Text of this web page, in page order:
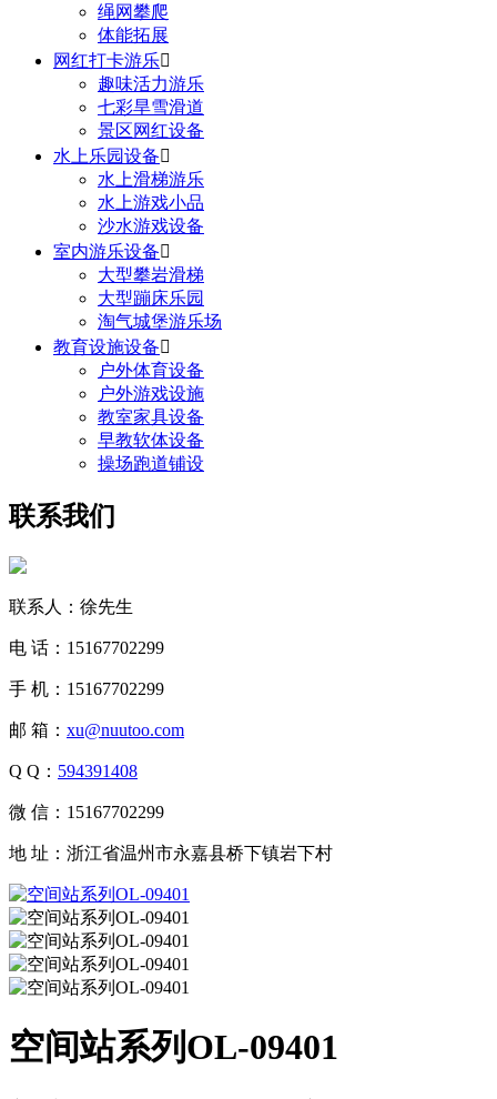
绳网攀爬
体能拓展
网红打卡游乐
趣味活力游乐
七彩旱雪滑道
景区网红设备
水上乐园设备
水上滑梯游乐
水上游戏小品
沙水游戏设备
室内游乐设备
大型攀岩滑梯
大型蹦床乐园
淘气城堡游乐场
教育设施设备
户外体育设备
户外游戏设施
教室家具设备
早教软体设备
操场跑道铺设
联系我们
联系人：徐先生
电 话：15167702299
手 机：15167702299
邮 箱： xu@nuutoo.com
Q Q： 594391408
微 信：15167702299
地 址：浙江省温州市永嘉县桥下镇岩下村
空间站系列OL-09401